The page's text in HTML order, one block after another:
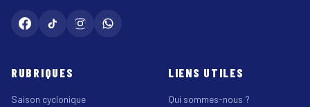
RUBRIQUES
Saison cyclonique
LIENS UTILES
Qui sommes-nous ?